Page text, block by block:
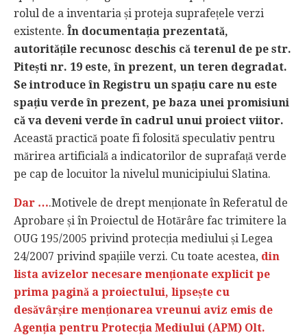
rolul de a inventaria și proteja suprafețele verzi
existente. În documentația prezentată,
autoritățile recunosc deschis că terenul de pe str.
Pitești nr. 19 este, în prezent, un teren degradat.
Se introduce în Registru un spațiu care nu este
spațiu verde în prezent, pe baza unei promisiuni
că va deveni verde în cadrul unui proiect viitor.
Această practică poate fi folosită speculativ pentru
mărirea artificială a indicatorilor de suprafață verde
pe cap de locuitor la nivelul municipiului Slatina.
Dar ….Motivele de drept menționate în Referatul de
Aprobare și în Proiectul de Hotărâre fac trimitere la
OUG 195/2005 privind protecția mediului și Legea
24/2007 privind spațiile verzi. Cu toate acestea, din
lista avizelor necesare menționate explicit pe
prima pagină a proiectului, lipsește cu
desăvârșire menționarea vreunui aviz emis de
Agenția pentru Protecția Mediului (APM) Olt.